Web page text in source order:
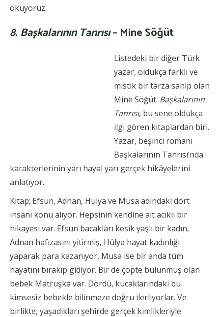
okuyoruz.
8. Başkalarının Tanrısı– Mine Söğüt
Listedeki bir diğer Türk
yazar, oldukça farklı ve
mistik bir tarza sahip olan
Mine Söğüt. Başkalarının
Tanrısı, bu sene oldukça
ilgi gören kitaplardan biri.
Yazar, beşinci romanı
Başkalarının Tanrısı’nda
karakterlerinin yarı hayal yarı gerçek hikâyelerini
anlatıyor.
Kitap; Efsun, Adnan, Hülya ve Musa adındaki dört
insanı konu alıyor. Hepsinin kendine ait acıklı bir
hikayesi var. Efsun bacakları kesik yaşlı bir kadın,
Adnan hafızasını yitirmiş, Hülya hayat kadınlığı
yaparak para kazanıyor, Musa ise bir anda tüm
hayatını bırakıp gidiyor. Bir de çöpte bulunmuş olan
bebek Matruşka var. Dördü, kucaklarındaki bu
kimsesiz bebekle bilinmeze doğru ilerliyorlar. Ve
birlikte, yaşadıkları şehirde gerçek kimlikleriyle